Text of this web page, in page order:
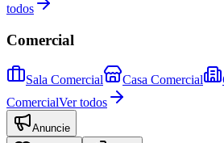
todos
Comercial
Sala Comercial Casa Comercial
ComercialVer todos
Anuncie